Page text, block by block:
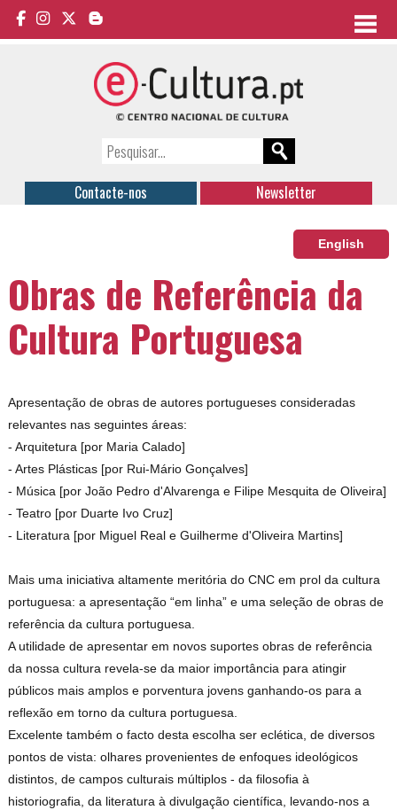
Contacte-nos Newsletter
English
Obras de Referência da
Cultura Portuguesa
Apresentação de obras de autores portugueses consideradas
relevantes nas seguintes áreas:
- Arquitetura [por Maria Calado]
- Artes Plásticas [por Rui-Mário Gonçalves]
- Música [por João Pedro d'Alvarenga e Filipe Mesquita de Oliveira]
- Teatro [por Duarte Ivo Cruz]
- Literatura [por Miguel Real e Guilherme d'Oliveira Martins]
Mais uma iniciativa altamente meritória do CNC em prol da cultura
portuguesa: a apresentação “em linha” e uma seleção de obras de
referência da cultura portuguesa.
A utilidade de apresentar em novos suportes obras de referência
da nossa cultura revela-se da maior importância para atingir
públicos mais amplos e porventura jovens ganhando-os para a
reflexão em torno da cultura portuguesa.
Excelente também o facto desta escolha ser eclética, de diversos
pontos de vista: olhares provenientes de enfoques ideológicos
distintos, de campos culturais múltiplos - da filosofia à
historiografia, da literatura à divulgação científica, levando-nos a